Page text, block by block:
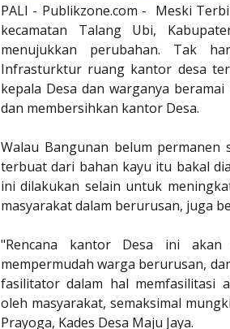
PALI - Publikzone.com - Meski
kecamatan Talang Ubi,
menujukkan perubahan. Tak
Infrasturktur ruang kantor desa
kepala Desa dan warganya
dan membersihkan kantor Desa.
Walau Bangunan belum
terbuat dari bahan kayu itu bakal
ini dilakukan selain untuk
masyarakat dalam berurusan, juga
"Rencana kantor Desa ini
mempermudah warga berurusan,
fasilitator dalam hal memfasilitasi
oleh masyarakat, semaksimal
Prayoga, Kades Desa Maju Jaya.